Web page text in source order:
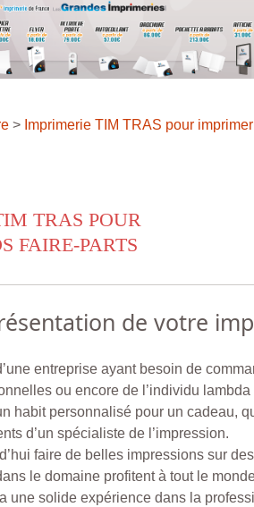
> Imprimerie TIM TRAS pour imprimer
TRAS POUR
FAIRE-PARTS
de votre
entreprise ayant besoin de
ou encore de l’individu
habit personnalisé pour un cadeau,
d’un spécialiste de l’impression.
faire de belles impressions sur
le domaine profitent à tout le
une solide expérience dans la